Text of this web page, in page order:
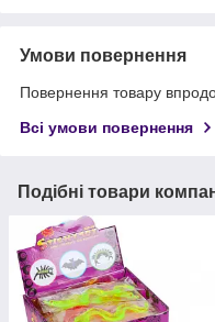
Умови повернення
Повернення товару
Всі умови повернення
Подібні товари